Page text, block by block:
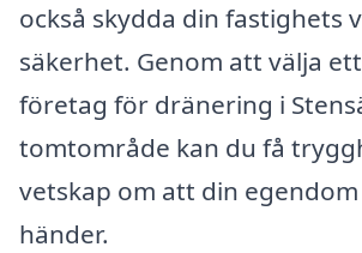
också skydda din fastighets
säkerhet. Genom att välja
företag för dränering i
tomtområde kan du få
vetskap om att din
händer.